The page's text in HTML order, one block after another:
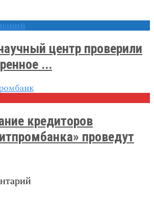
центр проверили
...
кредиторов
проведут